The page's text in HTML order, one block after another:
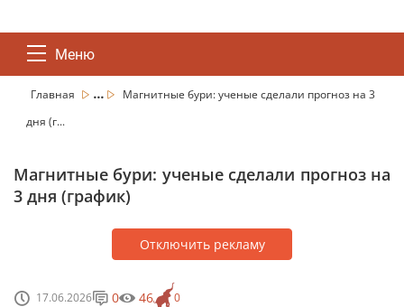
Меню
Главная ...
Магнитные бури: ученые сделали прогноз на 3
дня (г...
Магнитные бури: ученые сделали прогноз на
3 дня (график)
Отключить рекламу
17.06.2026 0
0 46